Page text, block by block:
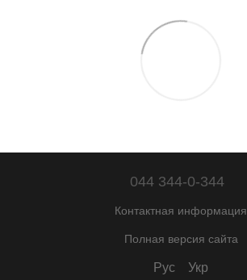
044 344-0-344
Контактная информация
Полная версия сайта
Рус Укр